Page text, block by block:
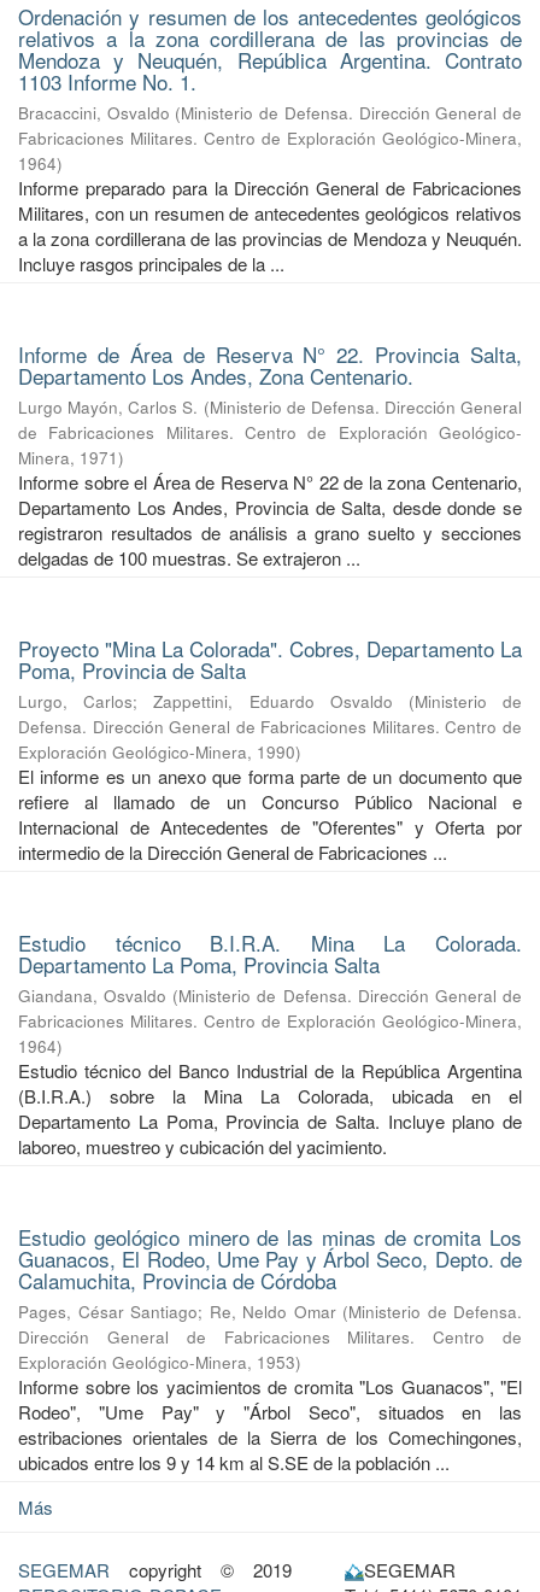
Ordenación y resumen de los antecedentes geológicos
relativos a la zona cordillerana de las provincias de
Mendoza y Neuquén, República Argentina. Contrato
1103 Informe No. 1.
Bracaccini, Osvaldo (Ministerio de Defensa. Dirección General de
Fabricaciones Militares. Centro de Exploración Geológico-Minera,
1964)
Informe preparado para la Dirección General de Fabricaciones
Militares, con un resumen de antecedentes geológicos relativos
a la zona cordillerana de las provincias de Mendoza y Neuquén.
Incluye rasgos principales de la ...
Informe de Área de Reserva N° 22. Provincia Salta,
Departamento Los Andes, Zona Centenario.
Lurgo Mayón, Carlos S. (Ministerio de Defensa. Dirección General
de Fabricaciones Militares. Centro de Exploración Geológico-
Minera, 1971)
Informe sobre el Área de Reserva N° 22 de la zona Centenario,
Departamento Los Andes, Provincia de Salta, desde donde se
registraron resultados de análisis a grano suelto y secciones
delgadas de 100 muestras. Se extrajeron ...
Proyecto "Mina La Colorada". Cobres, Departamento La
Poma, Provincia de Salta
Lurgo, Carlos;Zappettini, Eduardo Osvaldo (Ministerio de
Defensa. Dirección General de Fabricaciones Militares. Centro de
Exploración Geológico-Minera, 1990)
El informe es un anexo que forma parte de un documento que
refiere al llamado de un Concurso Público Nacional e
Internacional de Antecedentes de "Oferentes" y Oferta por
intermedio de la Dirección General de Fabricaciones ...
Estudio técnico B.I.R.A. Mina La Colorada.
Departamento La Poma, Provincia Salta
Giandana, Osvaldo (Ministerio de Defensa. Dirección General de
Fabricaciones Militares. Centro de Exploración Geológico-Minera,
1964)
Estudio técnico del Banco Industrial de la República Argentina
(B.I.R.A.) sobre la Mina La Colorada, ubicada en el
Departamento La Poma, Provincia de Salta. Incluye plano de
laboreo, muestreo y cubicación del yacimiento.
Estudio geológico minero de las minas de cromita Los
Guanacos, El Rodeo, Ume Pay y Árbol Seco, Depto. de
Calamuchita, Provincia de Córdoba
Pages, César Santiago; Re, Neldo Omar (Ministerio de Defensa.
Dirección General de Fabricaciones Militares. Centro de
Exploración Geológico-Minera, 1953)
Informe sobre los yacimientos de cromita "Los Guanacos", "El
Rodeo", "Ume Pay" y "Árbol Seco", situados en las
estribaciones orientales de la Sierra de los Comechingones,
ubicados entre los 9 y 14 km al S.SE de la población ...
Más
SEGEMAR copyright © 2019
SEGEMAR